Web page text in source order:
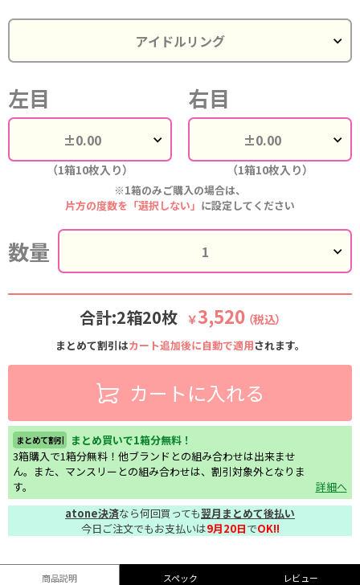
左目
（1箱10枚入り）
右目
（1箱10枚入り）
※1箱のみご購入の場合は、
片方の度数を「選択しない」 に設定してください
数量
合計:2箱20枚 ￥3,520 （税込）
まとめて割引はカート追加後に自動で適用されます。
カートに入れる
まとめて割引
まとめ買いで1箱分無料！
3箱購入で1箱分無料！他ブランドとの組み合わせは出来ませ
ん。また、マンスリーとの組み合わせは、割引対象外となりま
す。
詳細へ
atone決済なら何回買っても翌月まとめて後払い
今日ご注文でもお支払いは9月20日でOK!!
商品説明 スペック レビュー